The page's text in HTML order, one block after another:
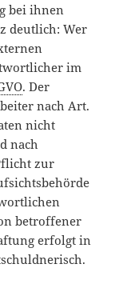
bei ihnen
deutlich: Wer
im
. Der
nach Art.
nicht
nach
zur
betroffener
erfolgt in